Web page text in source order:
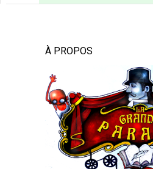
À PROPOS